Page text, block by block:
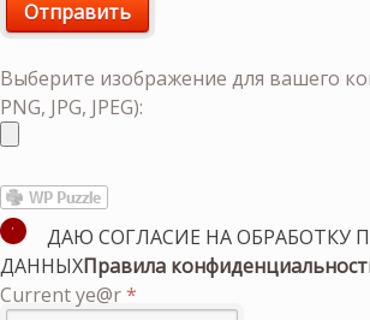
Выберите изображение для вашего
PNG, JPG, JPEG):
ДАЮ СОГЛАСИЕ НА ОБРАБОТКУ
ДАННЫХПравила
Current ye@r*